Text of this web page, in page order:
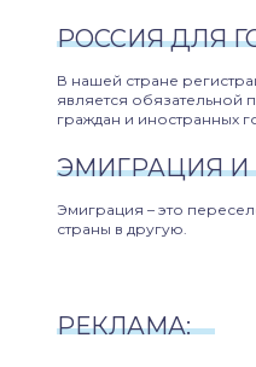
РОССИЯ ДЛЯ
В нашей стране
является обязательной
граждан и иностранных
ЭМИГРАЦИЯ И
Эмиграция – это
страны в другую.
РЕКЛАМА: